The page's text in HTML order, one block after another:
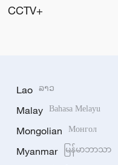
CCTV+
Lao ລາວ
Malay Bahasa Melayu
Mongolian Монгол
Myanmar မြန်မာဘာသာ